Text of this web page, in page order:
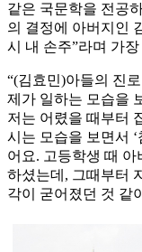
같은 국문학을 전공
의 결정에 아버지인
시 내 손주”라며 가
“(김효민)아들의 진
제가 일하는 모습을
저는 어렸을 때부터
시는 모습을 보면서
어요. 고등학생 때 아
하셨는데, 그때부터
각이 굳어졌던 것 같